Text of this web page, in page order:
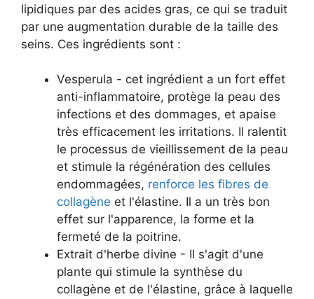
lipidiques par des acides gras, ce qui se traduit
par une augmentation durable de la taille des
seins. Ces ingrédients sont :
Vesperula - cet ingrédient a un fort effet
anti-inflammatoire, protège la peau des
infections et des dommages, et apaise
très efficacement les irritations. Il ralentit
le processus de vieillissement de la peau
et stimule la régénération des cellules
endommagées, renforce les fibres de
collagène et l'élastine. Il a un très bon
effet sur l'apparence, la forme et la
fermeté de la poitrine.
Extrait d'herbe divine - Il s'agit d'une
plante qui stimule la synthèse du
collagène et de l'élastine, grâce à laquelle